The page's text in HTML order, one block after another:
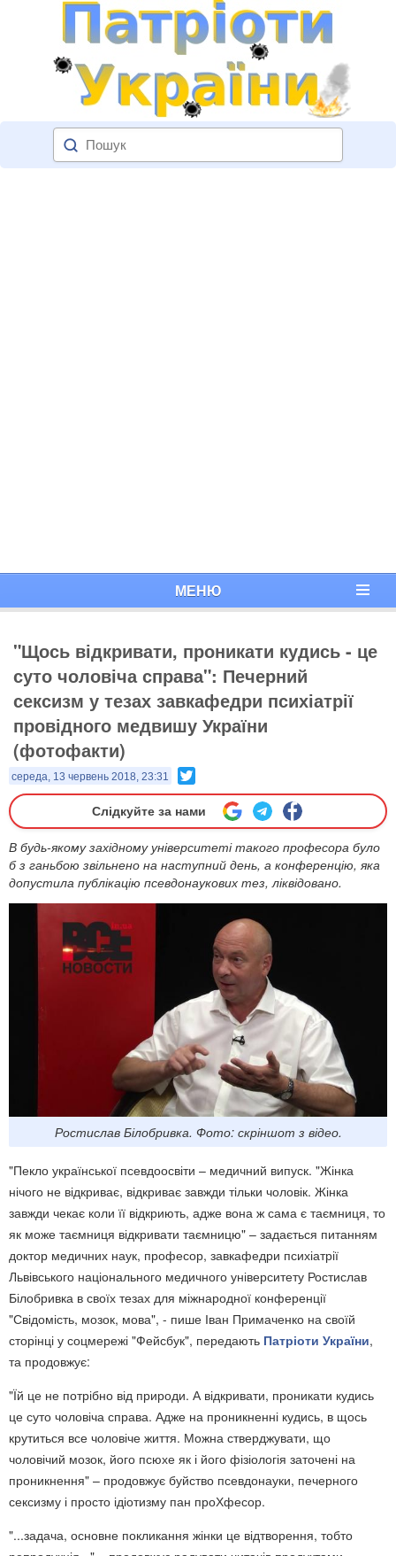
МЕНЮ
"Щось відкривати, проникати кудись - це
суто чоловіча справа": Печерний
сексизм у тезах завкафедри психіатрії
провідного медвишу України
(фотофакти)
середа, 13 червень 2018, 23:31
Слідкуйте за нами
В будь-якому західному університеті такого професора було
б з ганьбою звільнено на наступний день, а конференцію, яка
допустила публікацію псевдонаукових тез, ліквідовано.
Ростислав Білобривка. Фото: скріншот з відео.
"Пекло української псевдоосвіти – медичний випуск. "Жінка
нічого не відкриває, відкриває завжди тільки чоловік. Жінка
завжди чекає коли її відкриють, адже вона ж сама є таємниця, то
як може таємниця відкривати таємницю" – задається питанням
доктор медичних наук, професор, завкафедри психіатрії
Львівського національного медичного університету Ростислав
Білобривка в своїх тезах для міжнародної конференції
"Свідомість, мозок, мова", - пише Іван Примаченко на своїй
сторінці у соцмережі "Фейсбук", передають Патріоти України,
та продовжує:
"Їй це не потрібно від природи. А відкривати, проникати кудись
це суто чоловіча справа. Адже на проникненні кудись, в щось
крутиться все чоловіче життя. Можна стверджувати, що
чоловічий мозок, його псюхе як і його фізіологія заточені на
проникнення" – продовжує буйство псевдонауки, печерного
сексизму і просто ідіотизму пан проХфесор.
"...задача, основне покликання жінки це відтворення, тобто